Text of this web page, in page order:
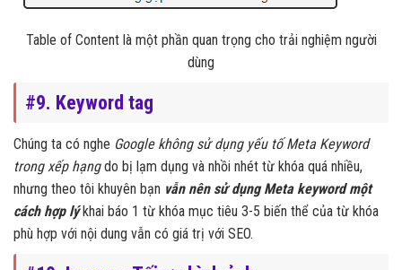
Table of Content là một phần quan trọng cho trải nghiệm người
dùng
#9. Keyword tag
Chúng ta có nghe Google không sử dụng yếu tố Meta Keyword
trong xếp hạngdo bị lạm dụng và nhồi nhét từ khóa quá nhiều,
nhưng theo tôi khuyên bạn vẫn nên sử dụng Meta keyword một
cách hợp lýkhai báo 1 từ khóa mục tiêu 3-5 biến thể của từ khóa
phù hợp với nội dung vẫn có giá trị với SEO.